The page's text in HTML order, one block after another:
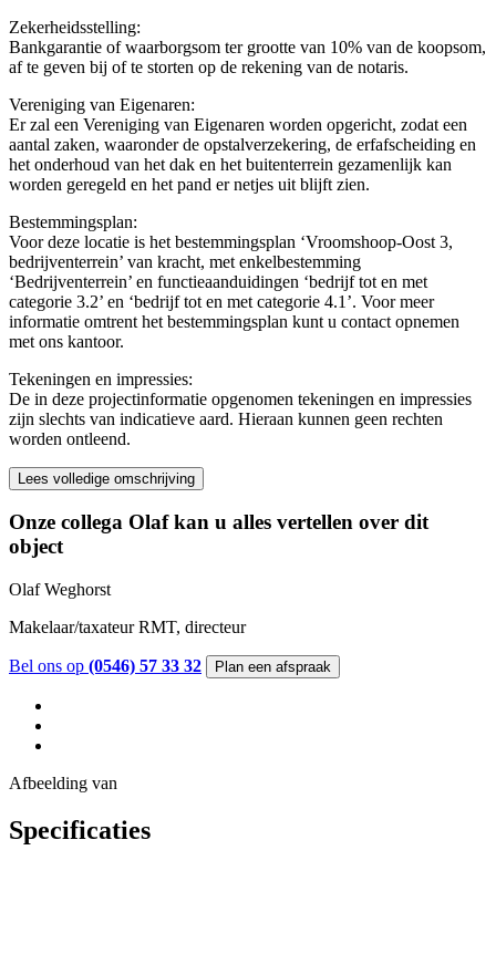
Zekerheidsstelling:
Bankgarantie of waarborgsom ter grootte van 10% van de koopsom,
af te geven bij of te storten op de rekening van de notaris.
Vereniging van Eigenaren:
Er zal een Vereniging van Eigenaren worden opgericht, zodat een
aantal zaken, waaronder de opstalverzekering, de erfafscheiding en
het onderhoud van het dak en het buitenterrein gezamenlijk kan
worden geregeld en het pand er netjes uit blijft zien.
Bestemmingsplan:
Voor deze locatie is het bestemmingsplan ‘Vroomshoop-Oost 3,
bedrijventerrein’ van kracht, met enkelbestemming
‘Bedrijventerrein’ en functieaanduidingen ‘bedrijf tot en met
categorie 3.2’ en ‘bedrijf tot en met categorie 4.1’. Voor meer
informatie omtrent het bestemmingsplan kunt u contact opnemen
met ons kantoor.
Tekeningen en impressies:
De in deze projectinformatie opgenomen tekeningen en impressies
zijn slechts van indicatieve aard. Hieraan kunnen geen rechten
worden ontleend.
Lees volledige omschrijving
Onze collega Olaf kan u alles vertellen over dit
object
Olaf Weghorst
Makelaar/taxateur RMT, directeur
Bel ons op (0546) 57 33 32 Plan een afspraak
Afbeelding van
Specificaties